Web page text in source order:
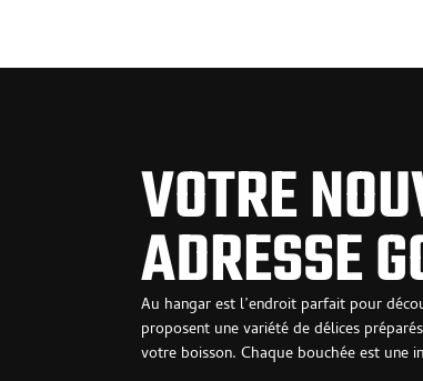
VOTRE
ADRESSE
Au hangar est l’endroit parfait pour
proposent une variété de délices
votre boisson. Chaque bouchée est une